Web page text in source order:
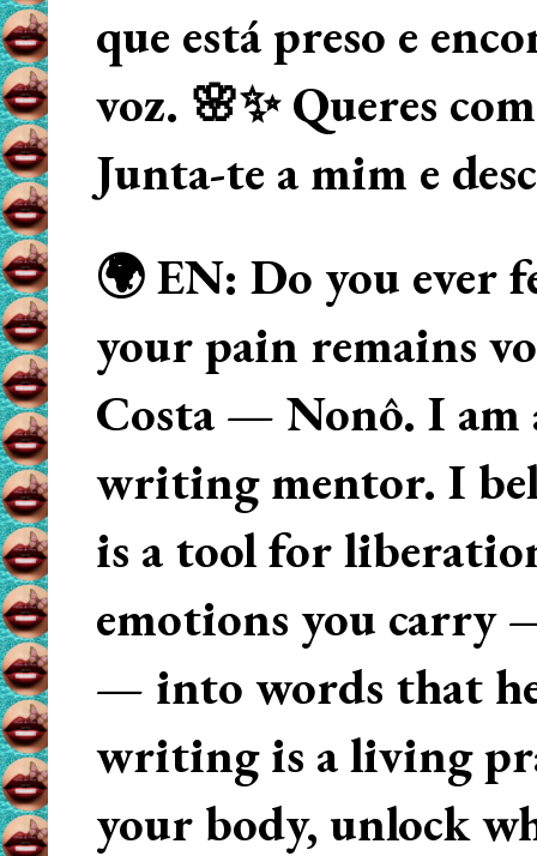
que está preso e
voz. 🌸✨ Queres
Junta-te a mim e
🌍 EN: Do you ever
your pain remains
Costa — Nonô. I am
writing mentor. I
is a tool for
emotions you carry
— into words that
writing is a living
your body, unlock